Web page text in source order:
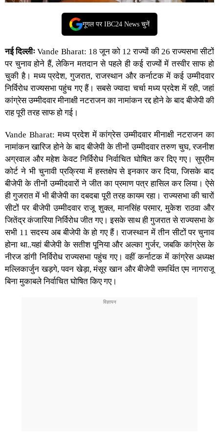
गूगल पर IBC24 News चुनें
नई दिल्लीःVande Bharat: 18 जून को 12 राज्यों की 26 राज्यसभा सीटों
पर चुनाव होने हैं, लेकिन मतदान से पहले ही कई राज्यों में तस्वीर साफ हो
चुकी है।मध्य प्रदेश, गुजरात,राजस्थान और कर्नाटक में कई उम्मीदवार
निर्विरोध राज्यसभा पहुंच गए हैं। सबसे ज्यादा चर्चा मध्य प्रदेश में रही, जहां
कांग्रेस उम्मीदवार मीनाक्षी नटराजन का नामांकन रद्द होने के बाद बीजेपी की
राह पूरी तरह साफ हो गई।
Vande Bharat: मध्य प्रदेश में कांग्रेस उम्मीदवार मीनाक्षी नटराजन का
नामांकन खारिज होने के बाद बीजेपी के तीनों उम्मीदवार तरुण चुघ, रजनीश
अग्रवाल और महेश केवट निर्विरोध निर्वाचित घोषित कर दिए गए। सुप्रीम
कोर्ट ने भी चुनावी प्रक्रिया में हस्तक्षेप से इनकार कर दिया, जिसके बाद
बीजेपी के तीनों उम्मीदवारों ने जीत का प्रमाण पत्र हासिल कर लिया। ऐसे
ही गुजरात में भी बीजेपी का दबदबा पूरी तरह कायम रहा। राज्यसभा की चारों
सीटों पर बीजेपी उम्मीदवार राजू शुक्ल, मानसिंह परमार, मुकेश राठवा और
जितेंद्र कंजारिया निर्विरोध जीत गए। इसके साथ ही गुजरात से राज्यसभा के
सभी 11 सदस्य अब बीजेपी के हो गए हैं। राजस्थान में तीन सीटों पर चुनाव
होना था..यहां बीजेपी के सतीश पूनिया और अल्का गुर्जर, जबकि कांग्रेस के
नीरज डांगी निर्विरोध राज्यसभा पहुंच गए। वहीं कर्नाटक में कांग्रेस अध्यक्ष
मल्लिकार्जुन खड़गे, पवन खेड़ा, मंसूर खान और बीजेपी समर्थित एम नागराजू
बिना मुकाबले निर्वाचित घोषित किए गए।